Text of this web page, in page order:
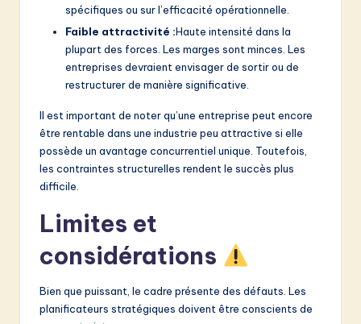
spécifiques ou sur l’efficacité opérationnelle.
Faible attractivité :Haute intensité dans la
plupart des forces. Les marges sont minces. Les
entreprises devraient envisager de sortir ou de
restructurer de manière significative.
Il est important de noter qu’une entreprise peut encore
être rentable dans une industrie peu attractive si elle
possède un avantage concurrentiel unique. Toutefois,
les contraintes structurelles rendent le succès plus
difficile.
Limites et
considérations
Bien que puissant, le cadre présente des défauts. Les
planificateurs stratégiques doivent être conscients de